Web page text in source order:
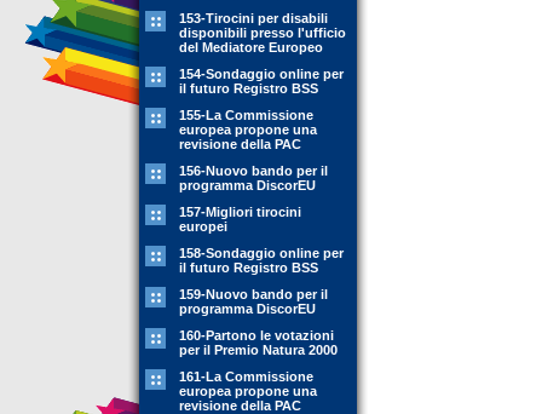
153-Tirocini per disabili
disponibili presso l'ufficio
del Mediatore Europeo
154-Sondaggio online per
il futuro Registro BSS
155-La Commissione
europea propone una
revisione della PAC
156-Nuovo bando per il
programma DiscorEU
157-Migliori tirocini
europei
158-Sondaggio online per
il futuro Registro BSS
159-Nuovo bando per il
programma DiscorEU
160-Partono le votazioni
per il Premio Natura 2000
161-La Commissione
europea propone una
revisione della PAC